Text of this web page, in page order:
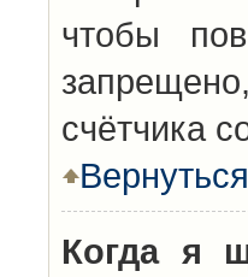
чтобы
счётчика
Когда я